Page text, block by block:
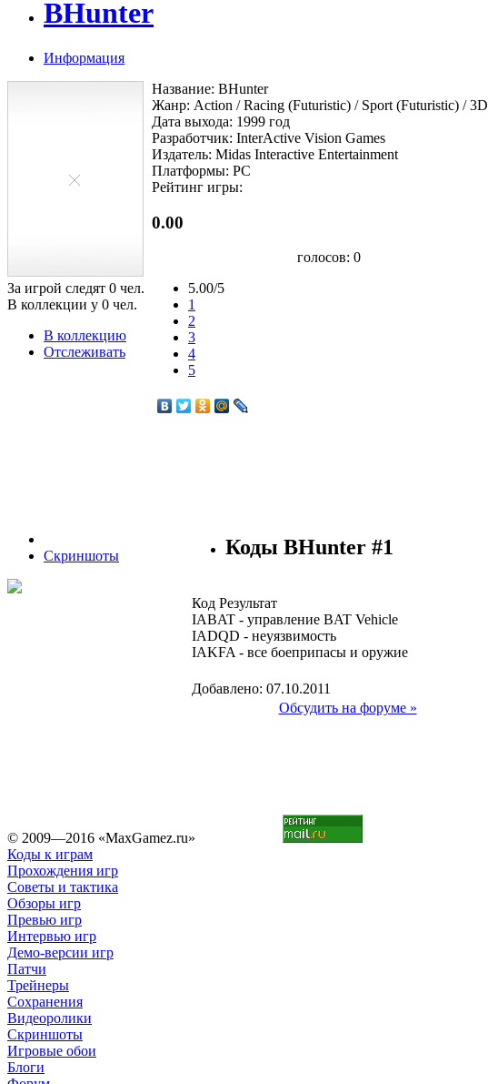
BHunter
Информация
За игрой следят 0 чел.
В коллекции у 0 чел.
В коллекцию
Отслеживать
Название: BHunter
Жанр: Action / Racing (Futuristic) / Sport (Futuristic) / 3D
Дата выхода: 1999 год
Разработчик: InterActive Vision Games
Издатель: Midas Interactive Entertainment
Платформы: PC
Рейтинг игры:
0.00
голосов: 0
5.00/5
1
2
3
4
5
Скриншоты Коды BHunter #1
Код Результат
IABAT - управление BAT Vehicle
IADQD - неуязвимость
IAKFA - все боеприпасы и оружие
Добавлено: 07.10.2011
Обсудить на форуме »
© 2009—2016 «MaxGamez.ru»
Коды к играм
Прохождения игр
Советы и тактика
Обзоры игр
Превью игр
Интервью игр
Демо-версии игр
Патчи
Трейнеры
Сохранения
Видеоролики
Скриншоты
Игровые обои
Блоги